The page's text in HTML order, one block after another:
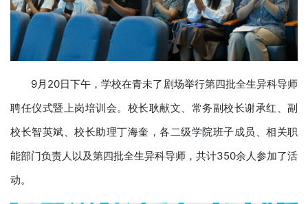
9月20日下午，学校在青未了剧场举行第四批全生异科导师
聘任仪式暨上岗培训会。校长耿献文、常务副校长谢承红、副
校长智英斌、校长助理丁海奎，各二级学院班子成员、相关职
能部门负责人以及第四批全生异科导师，共计350余人参加了活
动。